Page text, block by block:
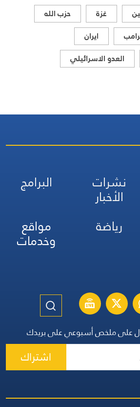
غزة
حزب الله
ايران
العدو الاسرائيلي
نشرات
الأخبار
البرامج
رياضة مواقع
وخدمات
على ملخص أسبوعي على بريدك
اشتراك